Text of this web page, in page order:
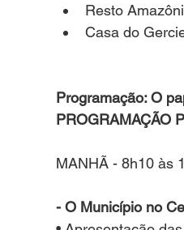
Resto
Casa do
Programação: O
PROGRAMAÇÃO
MANHÃ - 8h10
- O Município no